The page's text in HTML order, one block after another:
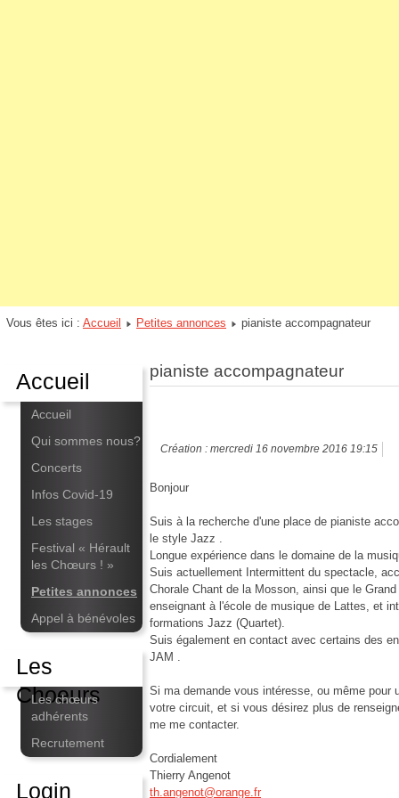
Vous êtes ici : Accueil Petites annonces pianiste accompagnateur
Accueil
Accueil
Qui sommes nous?
Concerts
Infos Covid-19
Les stages
Festival « Hérault
les Chœurs ! »
Petites annonces
Appel à bénévoles
Les
Choeurs
Les chœurs
adhérents
Recrutement
Login
pianiste accompagnateur
Création : mercredi 16 novembre 2016 19:15
Bonjour
Suis à la recherche d'une place de pianiste
le style Jazz .
Longue expérience dans le domaine de la
Suis actuellement Intermittent du spectacle,
Chorale Chant de la Mosson, ainsi que le
enseignant à l'école de musique de Lattes, et
formations Jazz (Quartet).
Suis également en contact avec certains des
JAM .
Si ma demande vous intéresse, ou même pour
votre circuit, et si vous désirez plus de
me me contacter.
Cordialement
Thierry Angenot
th.angenot@orange.fr